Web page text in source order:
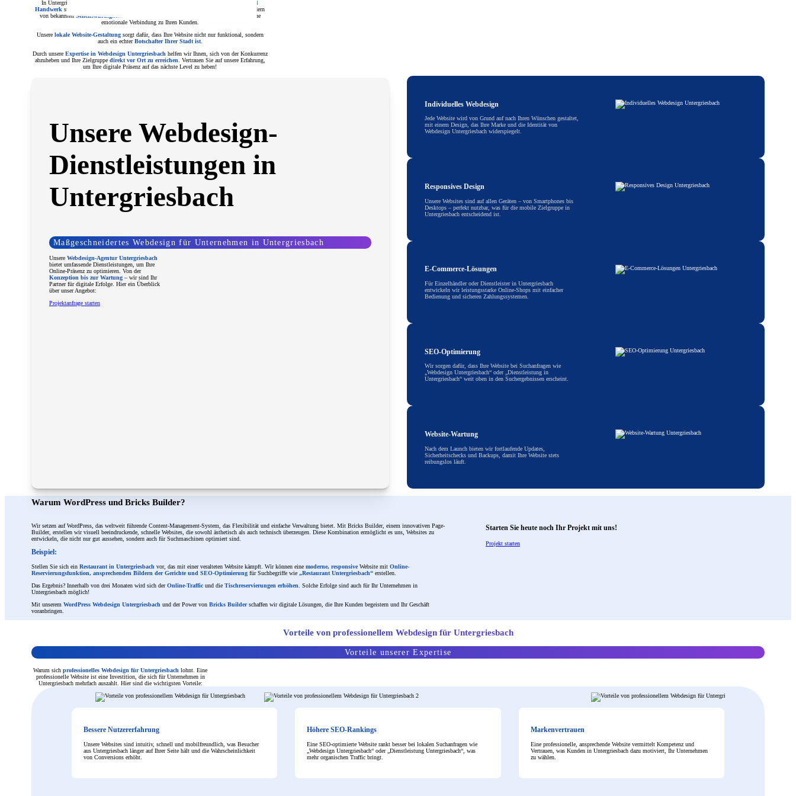
In Untergriesbach sind Branchen wie
Gastronomie, Einzelhandel, Dienstleistungen und
Handwerk stark vertreten. Eine
– etwa Bildern
von bekannten Sehenswürdigkeiten
schafft eine
emotionale Verbindung zu Ihren Kunden.
Unsere lokale Website-Gestaltungsorgt dafür, dass Ihre Website nicht nur funktional, sondern
auch ein echterBotschafter Ihrer Stadt ist.
Durch unsere Expertise in Webdesign Untergriesbach helfen wir Ihnen, sich von der Konkurrenz
abzuheben und Ihre Zielgruppe direkt vor Ort zu erreichen . Vertrauen Sie auf unsere Erfahrung,
um Ihre digitale Präsenz auf das nächste Level zu heben!
Unsere Webdesign-
Dienstleistungen in
Untergriesbach
Maßgeschneidertes Webdesign für Unternehmen in Untergriesbach
Unsere Webdesign-Agentur Untergriesbach
bietet umfassende Dienstleistungen, um Ihre
Online-Präsenz zu optimieren. Von der
Konzeption bis zur Wartung – wir sind Ihr
Partner für digitale Erfolge. Hier ein Überblick
über unser Angebot:
Projektanfrage starten
Individuelles Webdesign
Jede Website wird von Grund auf nach Ihren Wünschen gestaltet,
mit einem Design, das Ihre Marke und die Identität von
Webdesign Untergriesbach widerspiegelt.
Responsives Design
Unsere Websites sind auf allen Geräten – von Smartphones bis
Desktops – perfekt nutzbar, was für die mobile Zielgruppe in
Untergriesbach entscheidend ist.
E-Commerce-Lösungen
Für Einzelhändler oder Dienstleister in Untergriesbach
entwickeln wir leistungsstarke Online-Shops mit einfacher
Bedienung und sicheren Zahlungssystemen.
SEO-Optimierung
Wir sorgen dafür, dass Ihre Website bei Suchanfragen wie
„Webdesign Untergriesbach“ oder „Dienstleistung in
Untergriesbach“ weit oben in den Suchergebnissen erscheint.
Website-Wartung
Nach dem Launch bieten wir fortlaufende Updates,
Sicherheitschecks und Backups, damit Ihre Website stets
reibungslos läuft.
Warum WordPress und Bricks Builder?
Wir setzen auf WordPress, das weltweit führende Content-Management-System, das Flexibilität und einfache Verwaltung bietet. Mit Bricks Builder, einem innovativen Page-
Builder, erstellen wir visuell beeindruckende, schnelle Websites, die sowohl ästhetisch als auch technisch überzeugen. Diese Kombination ermöglicht es uns, Websites zu
entwickeln, die nicht nur gut aussehen, sondern auch für Suchmaschinen optimiert sind.
Beispiel:
Stellen Sie sich ein Restaurant in Untergriesbach vor, das mit einer veralteten Website kämpft. Wir können eine moderne, responsiveWebsite mit Online-
Reservierungsfunktion, ansprechenden Bildern der Gerichte und SEO-Optimierung für Suchbegriffe wie „Restaurant Untergriesbach“ erstellen.
Das Ergebnis? Innerhalb von drei Monaten wird sich derOnline-Traffic und die Tischreservierungen erhöhen . Solche Erfolge sind auch für Ihr Unternehmen in
Untergriesbach möglich!
Mit unserem WordPress Webdesign Untergriesbach und der Power von Bricks Builderschaffen wir digitale Lösungen, die Ihre Kunden begeistern und Ihr Geschäft
voranbringen.
Starten Sie heute noch Ihr Projekt mit uns!
Projekt starten
Vorteile von professionellem Webdesign für Untergriesbach
Vorteile unserer Expertise
Warum sich professionelles Webdesign für Untergriesbach lohnt. Eine
professionelle Website ist eine Investition, die sich für Unternehmen in
Untergriesbach mehrfach auszahlt. Hier sind die wichtigsten Vorteile:
Bessere Nutzererfahrung
Unsere Websites sind intuitiv, schnell und mobilfreundlich, was Besucher
aus Untergriesbach länger auf Ihrer Seite hält und die Wahrscheinlichkeit
von Conversions erhöht.
Höhere SEO-Rankings
Eine SEO-optimierte Website rankt besser bei lokalen Suchanfragen wie
„Webdesign Untergriesbach“ oder „Dienstleistung Untergriesbach“, was
mehr organischen Traffic bringt.
Markenvertrauen
Eine professionelle, ansprechende Website vermittelt Kompetenz und
Vertrauen, was Kunden in Untergriesbach dazu motiviert, Ihr Unternehmen
zu wählen.